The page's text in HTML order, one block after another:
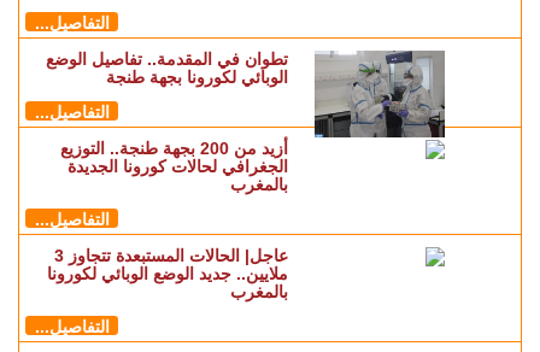
التفاصيل...
تطوان في المقدمة.. تفاصيل الوضع
الوبائي لكورونا بجهة طنجة
التفاصيل...
أزيد من 200 بجهة طنجة.. التوزيع
الجغرافي لحالات كورونا الجديدة
بالمغرب
التفاصيل...
عاجل| الحالات المستبعدة تتجاوز 3
ملايين.. جديد الوضع الوبائي لكورونا
بالمغرب
التفاصيل...